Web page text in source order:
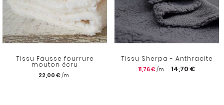
Tissu Fausse fourrure
mouton écru
22,00 €
Tissu Sherpa - Anthracite
11,76 € 14,70 €